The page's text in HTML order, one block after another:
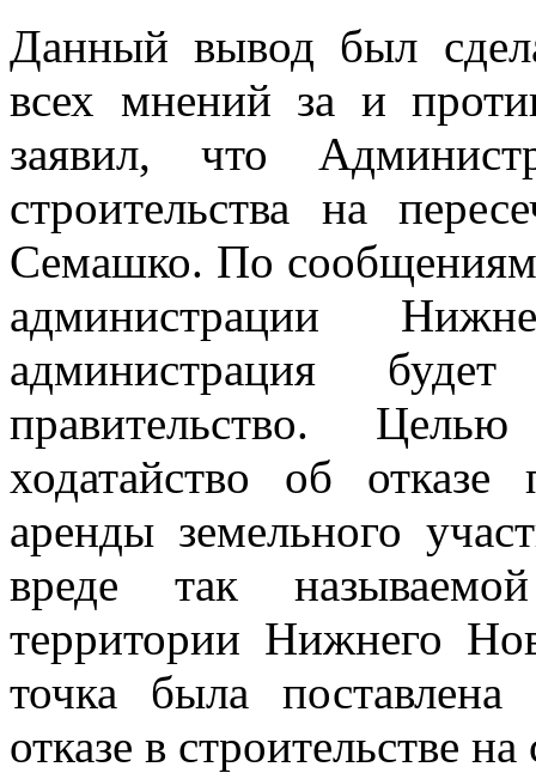
Данный вывод был
всех мнений за и
заявил, что
строительства на
Семашко. По
администрации
администрация
правительство.
ходатайство об отказе
аренды земельного
вреде так
территории Нижнего
точка была
отказе в строительстве